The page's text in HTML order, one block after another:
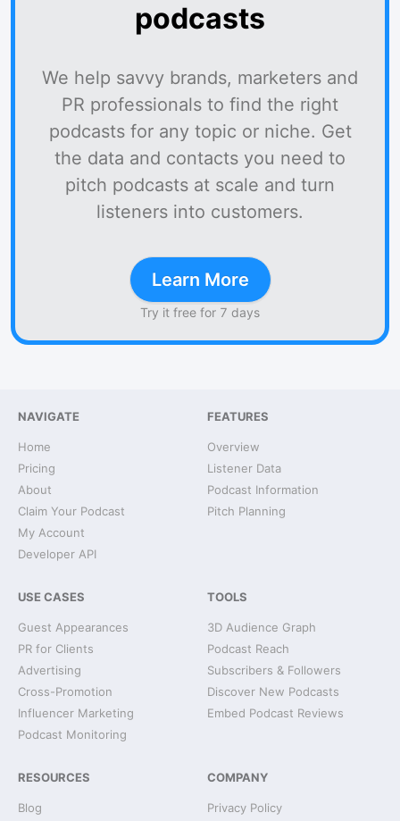
podcasts
We help savvy brands, marketers and
PR professionals to find the right
podcasts for any topic or niche. Get
the data and contacts you need to
pitch podcasts at scale and turn
listeners into customers.
Learn More
Try it free for 7 days
NAVIGATE
Home
Pricing
About
Claim Your Podcast
My Account
Developer API
FEATURES
Overview
Listener Data
Podcast Information
Pitch Planning
USE CASES
Guest Appearances
PR for Clients
Advertising
Cross-Promotion
Influencer Marketing
Podcast Monitoring
TOOLS
3D Audience Graph
Podcast Reach
Subscribers & Followers
Discover New Podcasts
Embed Podcast Reviews
RESOURCES
Blog
COMPANY
Privacy Policy